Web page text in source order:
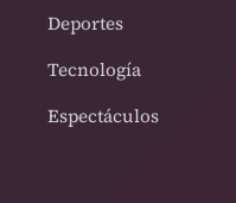
Deportes
Tecnología
Espectáculos